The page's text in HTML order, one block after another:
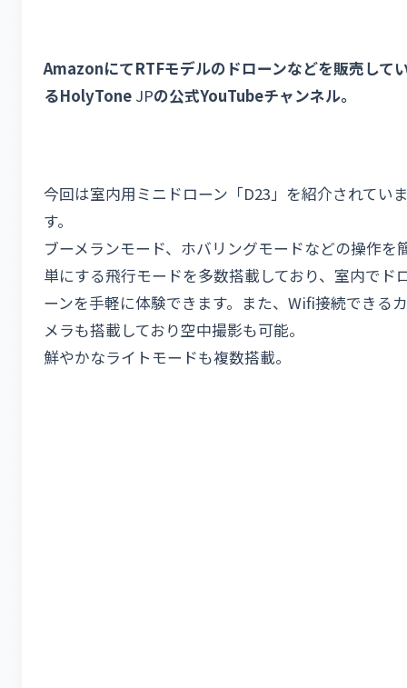
AmazonにてRTFモデルのドローンなどを販売して
るHolyTone JPの公式YouTubeチャンネル。
今回は室内用ミニドローン「D23」を紹介されてい
す。
ブーメランモード、ホバリングモードなどの操作を
単にする飛行モードを多数搭載しており、室内でド
ーンを手軽に体験できます。また、Wifi接続できるカ
メラも搭載しており空中撮影も可能。
鮮やかなライトモードも複数搭載。